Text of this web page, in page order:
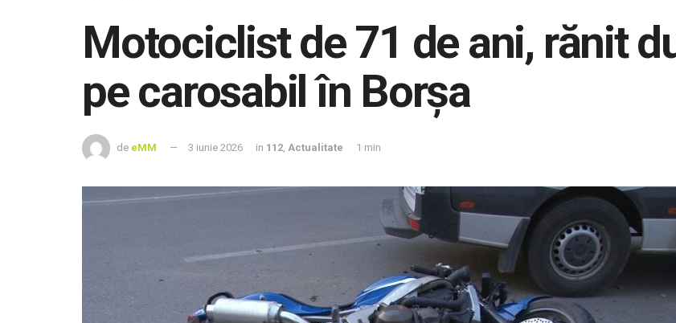
Motociclist de 71 de ani, rănit
pe carosabil în Borșa
de eMM 3 iunie 2026 in 112, Actualitate 1 min